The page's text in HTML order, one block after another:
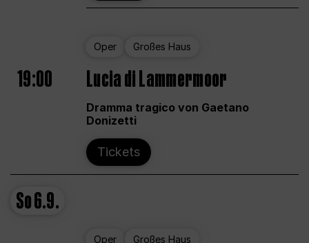
Oper Großes Haus
19:00 Lucia di Lammermoor
Dramma tragico von Gaetano
Donizetti
Tickets
So6.9.
Oper Großes Haus